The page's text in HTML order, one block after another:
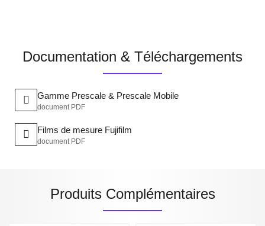
Documentation & Téléchargements
Gamme Prescale & Prescale Mobile
document PDF
Films de mesure Fujifilm
document PDF
Produits Complémentaires